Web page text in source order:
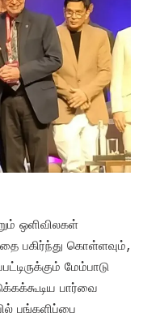
ஒளிவிலகள்
பகிர்ந்து கொள்ளவும்,
மேம்பாடு
பார்வை
பங்களிப்பை